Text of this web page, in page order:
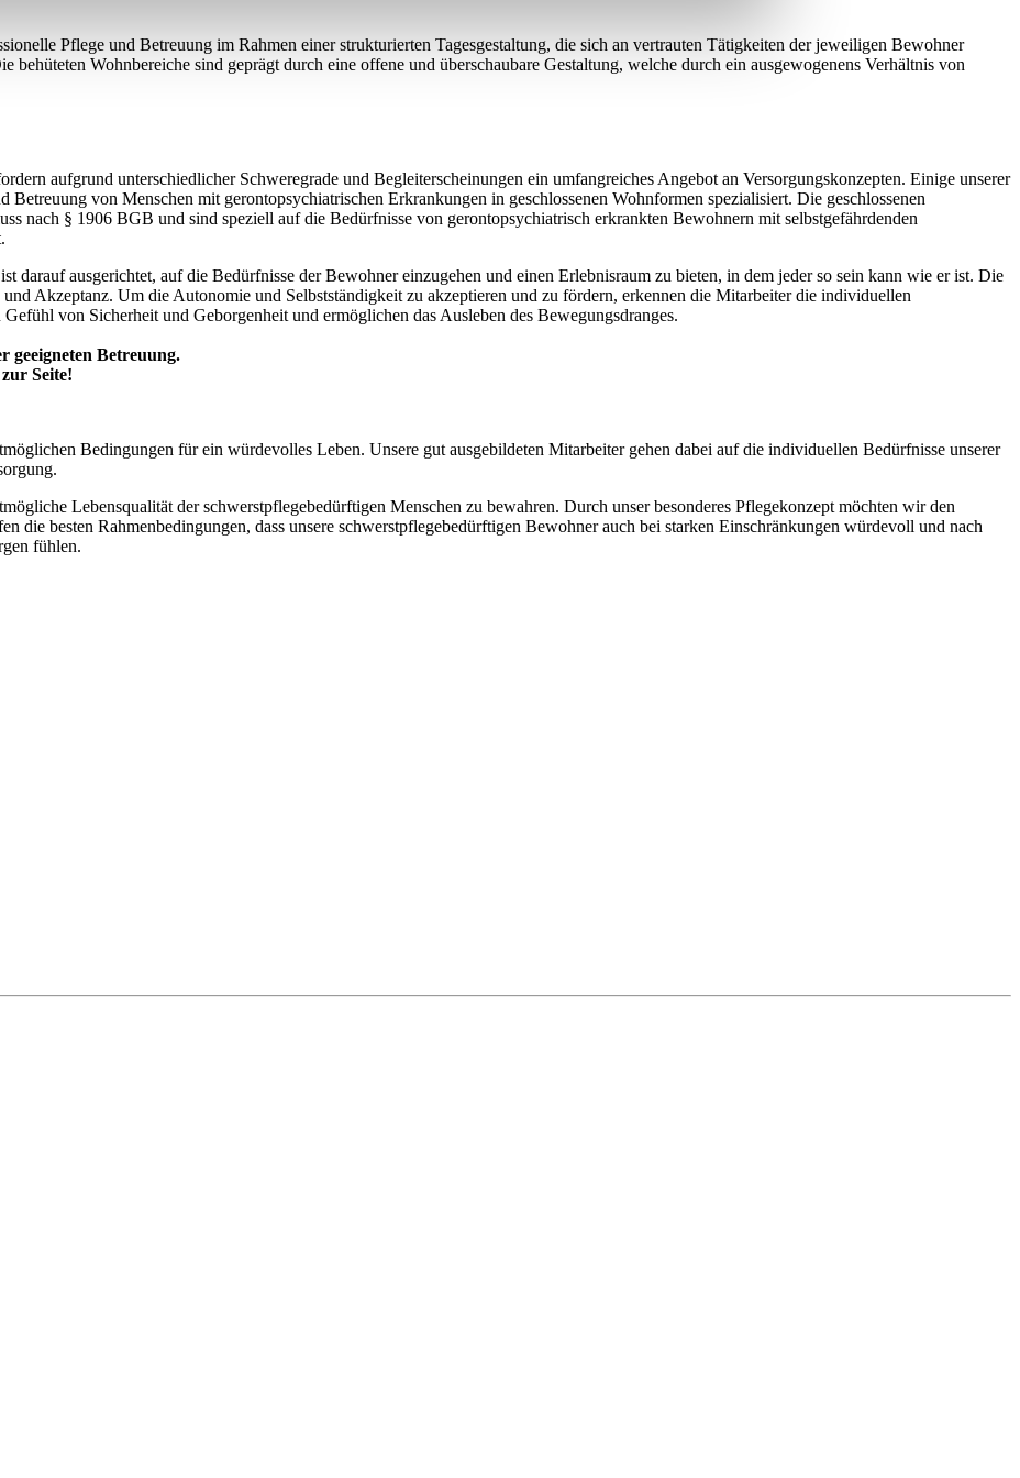
Pflege und Betreuung im Rahmen einer strukturierten Tagesgestaltung, die sich an vertrauten Tätigkeiten der jeweiligen Bewohner
Wohnbereiche sind geprägt durch eine offene und überschaubare Gestaltung, welche durch ein ausgewogenens Verhältnis von
aufgrund unterschiedlicher Schweregrade und Begleiterscheinungen ein umfangreiches Angebot an Versorgungskonzepten. Einige unserer
von Menschen mit gerontopsychiatrischen Erkrankungen in geschlossenen Wohnformen spezialisiert. Die geschlossenen
nach § 1906 BGB und sind speziell auf die Bedürfnisse von gerontopsychiatrisch erkrankten Bewohnern mit selbstgefährdenden
darauf ausgerichtet, auf die Bedürfnisse der Bewohner einzugehen und einen Erlebnisraum zu bieten, in dem jeder so sein kann wie er ist. Die
Akzeptanz. Um die Autonomie und Selbstständigkeit zu akzeptieren und zu fördern, erkennen die Mitarbeiter die individuellen
von Sicherheit und Geborgenheit und ermöglichen das Ausleben des Bewegungsdranges.
geeigneten Betreuung.
Seite!
Bedingungen für ein würdevolles Leben. Unsere gut ausgebildeten Mitarbeiter gehen dabei auf die individuellen Bedürfnisse unserer
Lebensqualität der schwerstpflegebedürftigen Menschen zu bewahren. Durch unser besonderes Pflegekonzept möchten wir den
die besten Rahmenbedingungen, dass unsere schwerstpflegebedürftigen Bewohner auch bei starken Einschränkungen würdevoll und nach
fühlen.